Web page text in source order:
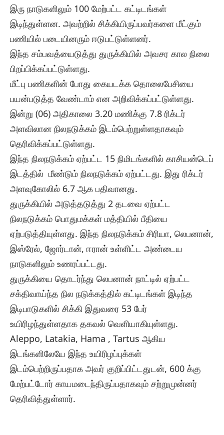
இரு நாடுகளிலும் 100 மேற்பட்ட கட்டிடங்கள்
இடிந்துள்ளன. அவற்றில் சிக்கியிருப்பவர்களை மீட்கும்
பணியில் படையினரும் ஈடுபட்டுள்ளனர்.
இந்த சம்பவத்யைடுத்து துருக்கியில் அவசர கால நிலை
பிறப்பிக்கப்பட்டுள்ளது.
மீட்பு பணிகளின் போது கையடக்க தொலைபேசியை
பயன்படுத்த வேண்டாம் என அறிவிக்கப்பட்டுள்ளது.
இன்று (06) அதிகாலை 3.20 மணிக்கு 7.8 ரிக்டர்
அளவிலான நிலநடுக்கம் இடம்பெற்றுள்ளதாகவும்
தெரிவிக்கப்பட்டுள்ளது.
இந்த நிலநடுக்கம் ஏற்பட்ட 15 நிமிடங்களில் காசியன்டெப்
இடத்தில் மீண்டும் நிலநடுக்கம் ஏற்பட்டது. இது ரிக்டர்
அளவுகோலில் 6.7 ஆக பதிவானது.
துருக்கியில் அடுத்தடுத்து 2 தடவை ஏற்பட்ட
நிலநடுக்கம் பொதுமக்கள் மத்தியில் பீதியை
ஏற்படுத்தியுள்ளது. இந்த நிலநடுக்கம் சிரியா, லெபனான்,
இஸ்ரேல், ஜோர்டான், ஈரான் உள்ளிட்ட அண்டைய
நாடுகளிலும் உணரப்பட்டது.
துருக்கியை தொடர்ந்து லெபனான் நாட்டில் ஏற்பட்ட
சக்திவாய்ந்த நில நடுக்கத்தில் கட்டிடங்கள் இடிந்த
இடிபாடுகளில் சிக்கி இதுவரை 53 பேர்
உயிரிழந்துள்ளதாக தகவல் வெளியாகியுள்ளது.
Aleppo, Latakia, Hama , Tartus ஆகிய
இடங்களிலேயே இந்த உயிரிழப்புக்கள்
இடம்பெற்றிருப்பதாக அவர் குறிப்பிட்டதுடன், 600 க்கு
மேற்பட்டோர் காயமடைந்திருப்பதாகவும் சற்றுமுன்னர்
தெரிவித்துள்ளார்.